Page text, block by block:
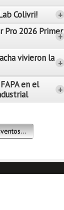
Colivri! +
Pro 2026 Primer
+
vivieron la +
en el
+